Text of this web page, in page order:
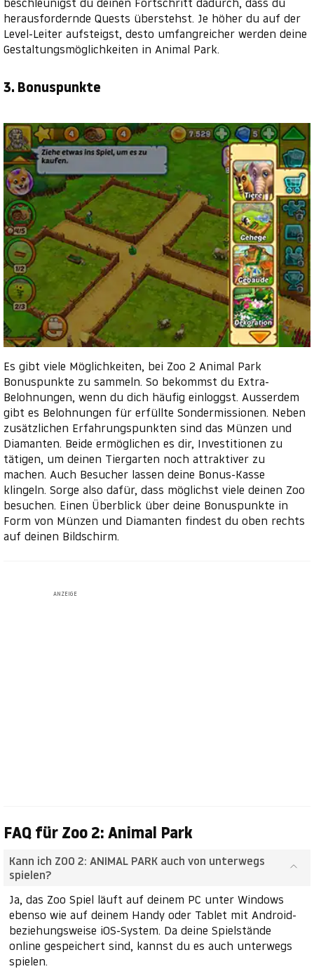
herausfordernde Quests überstehst. Je höher du auf der
Level-Leiter aufsteigst, desto umfangreicher werden deine
Gestaltungsmöglichkeiten in Animal Park.
3. Bonuspunkte
Es gibt viele Möglichkeiten, bei Zoo 2 Animal Park
Bonuspunkte zu sammeln. So bekommst du Extra-
Belohnungen, wenn du dich häufig einloggst. Ausserdem
gibt es Belohnungen für erfüllte Sondermissionen. Neben
zusätzlichen Erfahrungspunkten sind das Münzen und
Diamanten. Beide ermöglichen es dir, Investitionen zu
tätigen, um deinen Tiergarten noch attraktiver zu
machen. Auch Besucher lassen deine Bonus-Kasse
klingeln. Sorge also dafür, dass möglichst viele deinen Zoo
besuchen. Einen Überblick über deine Bonuspunkte in
Form von Münzen und Diamanten findest du oben rechts
auf deinen Bildschirm.
ANZEIGE
FAQ für Zoo 2: Animal Park
Kann ich ZOO 2: ANIMAL PARK auch von unterwegs
spielen?
Ja, das Zoo Spiel läuft auf deinem PC unter Windows
ebenso wie auf deinem Handy oder Tablet mit Android-
beziehungsweise iOS-System. Da deine Spielstände
online gespeichert sind, kannst du es auch unterwegs
spielen.